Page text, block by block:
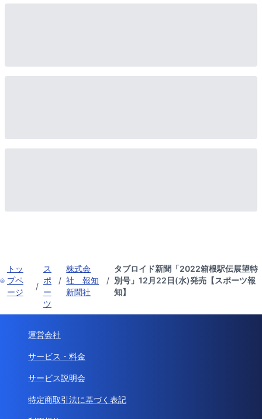
トッ
プペ
ージ
/
ス
ポ
ー
ツ
/
株式会
社 報知
新聞社
/
タブロイド新聞「2022箱根駅伝展望特
別号」12月22日(水)発売【スポーツ報
知】
運営会社
サービス・料金
サービス説明会
特定商取引法に基づく表記